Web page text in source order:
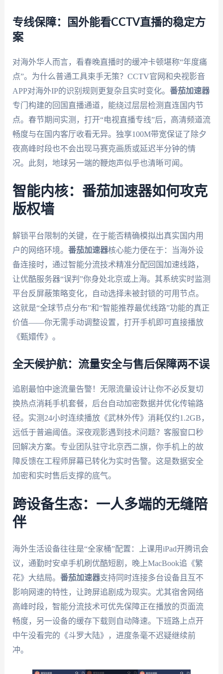
专线保障：国外能看CCTV直播的稳定方
案
对海外华人而言，看春晚直播时的缓冲卡顿堪称“年度痛
点”。为什么普通工具束手无策？CCTV官网和央视影音
APP对海外IP的识别规则更复杂且实时变化。 番茄加速器
专门构建的回国直播通道，能绕过层层检测直连国内节
点。春节期间实测，打开“电视直播专线”后，高清频道流
畅度与在国内客厅收看无异。独享100M带宽保证了除夕
夜高峰时段也不会出现马赛克画质或延迟半分钟的情
况。此刻，地球另一端的鞭炮声似乎也清晰可闻。
智能内核：番茄加速器如何攻克
版权墙
解锁平台限制的关键，在于能否精确模拟出真实国内用
户的网络环境。 番茄加速器核心能力便在于：当海外设
备连接时，通过智能分流技术精准分配回国加速线路，
让优酷服务器“误判”你身处北京或上海。其系统实时监测
平台反屏蔽策略变化，自动选择未被封锁的可用节点。
这就是“全球节点分布”和“智能推荐最优线路”功能的真正
价值——你无需手动调整设置，打开手机即可直接播放
《甄嬛传》。
全天候护航：流量安全与售后保障两不误
追剧最怕中途流量告警！无限流量设计让你不必反复切
换热点消耗手机套餐，后台自动加密数据并优化传输路
径。实测24小时连续播放《武林外传》消耗仅约1.2GB，
远低于普遍阈值。深夜观影遇到技术问题？客服窗口秒
回解决方案。专业团队驻守北京西二旗，你手机上的故
障反馈在工程师屏幕已转化为实时告警。这是数据安全
加密和实时售后支撑的底气。
跨设备生态：一人多端的无缝陪
伴
海外生活设备往往是“全家桶”配置：上课用iPad开腾讯会
议，通勤时安卓手机刷优酷短剧，晚上MacBook追《繁
花》大结局。 番茄加速器支持同时连接多台设备且互不
影响网速的特性，让跨屏追剧成为现实。尤其宿舍网络
高峰时段，智能分流技术可优先保障正在播放的页面流
畅度，另一设备的缓存下载则自动降速。下班路上点开
中午没看完的《斗罗大陆》，进度条毫不迟疑继续前
冲。